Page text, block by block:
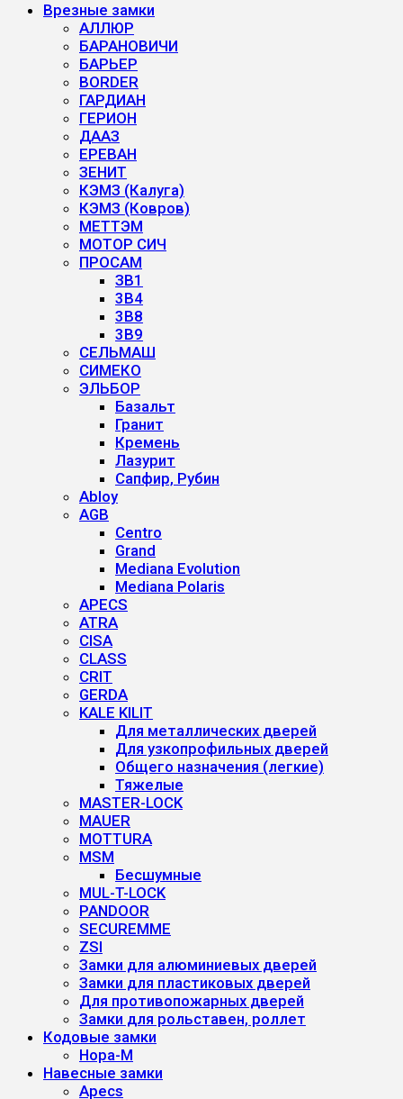
Врезные замки
АЛЛЮР
БАРАНОВИЧИ
БАРЬЕР
BORDER
ГАРДИАН
ГЕРИОН
ДААЗ
ЕРЕВАН
ЗЕНИТ
КЭМЗ (Калуга)
КЭМЗ (Ковров)
МЕТТЭМ
МОТОР СИЧ
ПРОСАМ
ЗВ1
3B4
3B8
3B9
СЕЛЬМАШ
СИМЕКО
ЭЛЬБОР
Базальт
Гранит
Кремень
Лазурит
Сапфир, Рубин
Abloy
AGB
Centro
Grand
Mediana Evolution
Mediana Polaris
APECS
ATRA
CISA
CLASS
CRIT
GERDA
KALE KILIT
Для металлических дверей
Для узкопрофильных дверей
Общего назначения (легкие)
Тяжелые
MASTER-LOCK
MAUER
MOTTURA
MSM
Бесшумные
MUL-T-LOCK
PANDOOR
SECUREMME
ZSI
Замки для алюминиевых дверей
Замки для пластиковых дверей
Для противопожарных дверей
Замки для рольставен, роллет
Кодовые замки
Нора-М
Навесные замки
Apecs